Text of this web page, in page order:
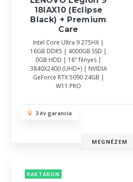
18IAX10 (Eclipse
Black) + Premium
Care
Intel Core Ultra 9 275HX |
16GB DDR5 | 4000GB SSD |
0GB HDD | 18" fényes |
3840X2400 (UHD+) | NVIDIA
GeForce RTX 5090 24GB |
W11 PRO
3 év garancia
MEGNÉZEM
RAKTÁRON